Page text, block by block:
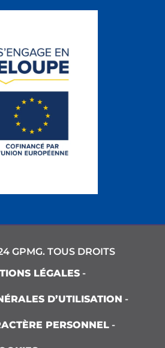
GPMG. TOUS DROITS
LÉGALES -
D’UTILISATION -
PERSONNEL -